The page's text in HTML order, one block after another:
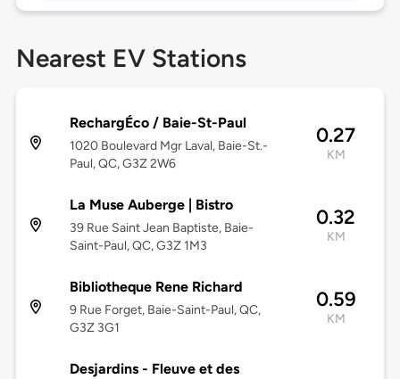
Nearest EV Stations
RechargÉco / Baie-St-Paul
1020 Boulevard Mgr Laval, Baie-St.-
Paul, QC, G3Z 2W6
0.27
KM
La Muse Auberge | Bistro
39 Rue Saint Jean Baptiste, Baie-
Saint-Paul, QC, G3Z 1M3
0.32
KM
Bibliotheque Rene Richard
9 Rue Forget, Baie-Saint-Paul, QC,
G3Z 3G1
0.59
KM
Desjardins - Fleuve et des